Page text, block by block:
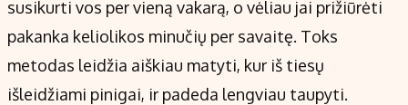
susikurti vos per vieną vakarą, o vėliau jai prižiūrėti
pakanka keliolikos minučių per savaitę. Toks
metodas leidžia aiškiau matyti, kur iš tiesų
išleidžiami pinigai, ir padeda lengviau taupyti.